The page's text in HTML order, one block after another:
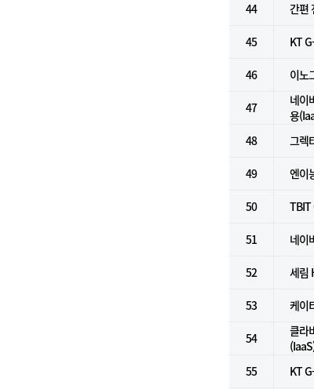
44 간편
45 KT
46 이노
47
네이
용
48 그렉
49 엔이
50 TBIT
51 네이
52 세림
53 케이
54
클라
55 KT